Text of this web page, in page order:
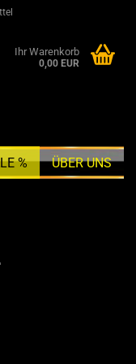
Ihr Warenkorb
0,00 EUR
% ÜBER UNS